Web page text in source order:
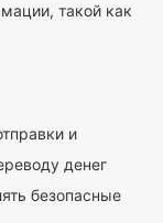
такой как
и
денег
безопасные